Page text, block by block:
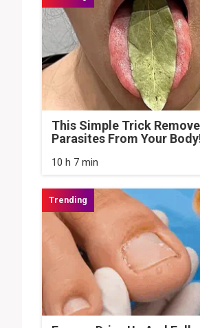
This Simple Trick
Parasites From Your
10 h 7 min